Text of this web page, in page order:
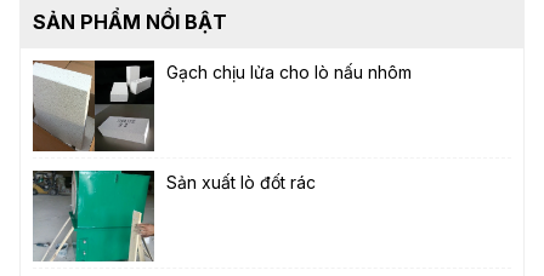
SẢN PHẨM NỔI BẬT
Gạch chịu lửa cho lò nấu nhôm
Sản xuất lò đốt rác